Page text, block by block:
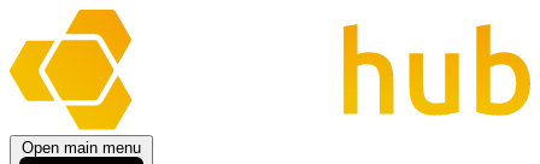
Open main menu